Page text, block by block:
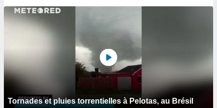
Tornades et pluies torrentielles à Pelotas, au Brésil